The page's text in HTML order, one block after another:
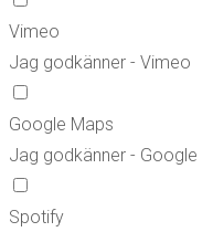
Vimeo
Jag godkänner - Vimeo
Google Maps
Jag godkänner - Google
Spotify